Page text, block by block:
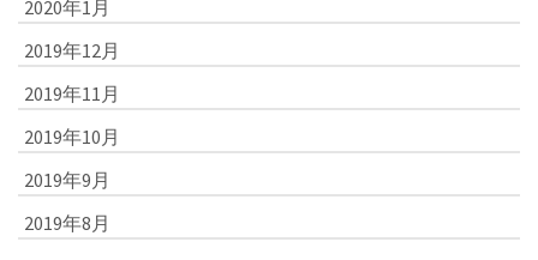
2020年1月
2019年12月
2019年11月
2019年10月
2019年9月
2019年8月